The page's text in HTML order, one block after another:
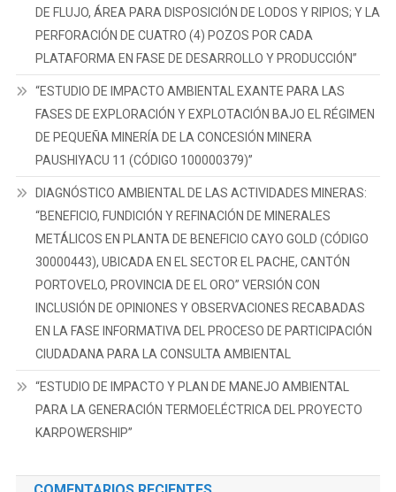
DE FLUJO, ÁREA PARA DISPOSICIÓN DE LODOS Y RIPIOS; Y LA
PERFORACIÓN DE CUATRO (4) POZOS POR CADA
PLATAFORMA EN FASE DE DESARROLLO Y PRODUCCIÓN”
“ESTUDIO DE IMPACTO AMBIENTAL EXANTE PARA LAS
FASES DE EXPLORACIÓN Y EXPLOTACIÓN BAJO EL RÉGIMEN
DE PEQUEÑA MINERÍA DE LA CONCESIÓN MINERA
PAUSHIYACU 11 (CÓDIGO 100000379)”
DIAGNÓSTICO AMBIENTAL DE LAS ACTIVIDADES MINERAS:
“BENEFICIO, FUNDICIÓN Y REFINACIÓN DE MINERALES
METÁLICOS EN PLANTA DE BENEFICIO CAYO GOLD (CÓDIGO
30000443), UBICADA EN EL SECTOR EL PACHE, CANTÓN
PORTOVELO, PROVINCIA DE EL ORO” VERSIÓN CON
INCLUSIÓN DE OPINIONES Y OBSERVACIONES RECABADAS
EN LA FASE INFORMATIVA DEL PROCESO DE PARTICIPACIÓN
CIUDADANA PARA LA CONSULTA AMBIENTAL
“ESTUDIO DE IMPACTO Y PLAN DE MANEJO AMBIENTAL
PARA LA GENERACIÓN TERMOELÉCTRICA DEL PROYECTO
KARPOWERSHIP”